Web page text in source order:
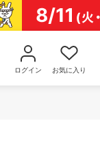
ログイン お気に入り